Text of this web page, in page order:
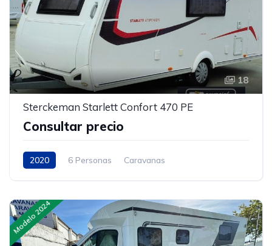
18
Sterckeman Starlett Confort 470 PE
Consultar precio
2020 6 Personas Caravanas
Modelo 2024